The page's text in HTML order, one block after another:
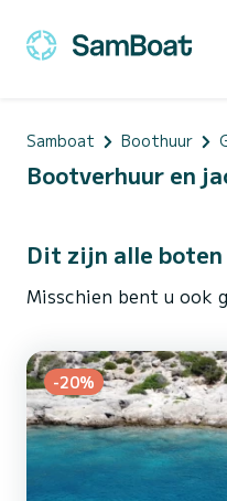
Samboat Boothuur
Bootverhuur en
Dit zijn alle
Misschien bent u ook
-20%